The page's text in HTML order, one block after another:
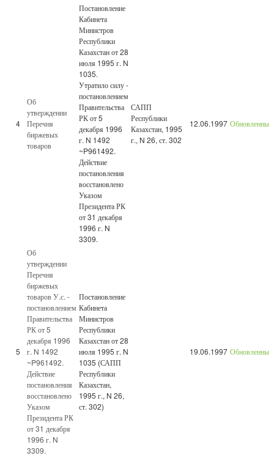
4
Об
утверждении
Перечня
биржевых
товаров
Постановление
Кабинета
Министров
Республики
Казахстан от 28
июля 1995 г. N
1035.
Утратило силу -
постановлением
Правительства
РК от 5
декабря 1996
г. N 1492
~P961492.
Действие
постановления
восстановлено
Указом
Президента РК
от 31 декабря
1996 г. N
3309.
САПП
Республики
Казахстан, 1995
г., N 26, ст. 302
12.06.1997 Обновленный
5
Об
утверждении
Перечня
биржевых
товаров У.с. -
постановлением
Правительства
РК от 5
декабря 1996
г. N 1492
~P961492.
Действие
постановления
восстановлено
Указом
Президента РК
от 31 декабря
1996 г. N
3309.
Постановление
Кабинета
Министров
Республики
Казахстан от 28
июля 1995 г. N
1035 (САПП
Республики
Казахстан,
1995 г., N 26,
ст. 302)
19.06.1997 Обновленный